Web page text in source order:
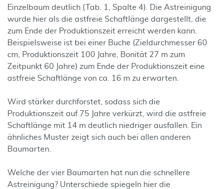
Einzelbaum deutlich (Tab. 1, Spalte 4). Die Astreinigung
wurde hier als die astfreie Schaftlänge dargestellt, die
zum Ende der Produktionszeit erreicht werden kann.
Beispielsweise ist bei einer Buche (Zieldurchmesser 60
cm, Produktionszeit 100 Jahre, Bonität 27 m zum
Zeitpunkt 60 Jahre) zum Ende der Produktionszeit eine
astfreie Schaftlänge von ca. 16 m zu erwarten.
Wird stärker durchforstet, sodass sich die
Produktionszeit auf 75 Jahre verkürzt, wird die astfreie
Schaftlänge mit 14 m deutlich niedriger ausfallen. Ein
ähnliches Muster zeigt sich auch bei allen anderen
Baumarten.
Welche der vier Baumarten hat nun die schnellere
Astreinigung? Unterschiede spiegeln hier die